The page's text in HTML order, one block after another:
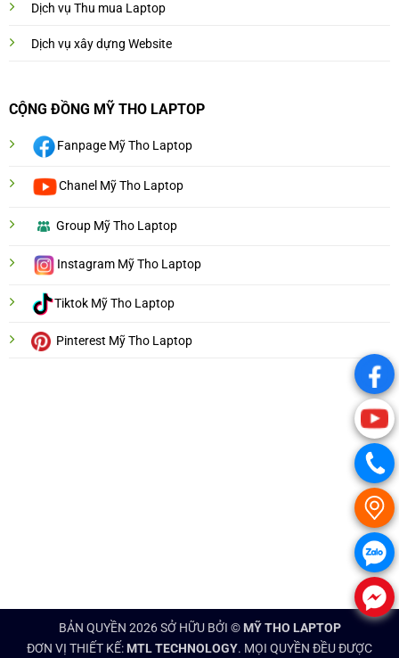
Dịch vụ Thu mua Laptop
Dịch vụ xây dựng Website
CỘNG ĐỒNG MỸ THO LAPTOP
Fanpage Mỹ Tho Laptop
Chanel Mỹ Tho Laptop
Group Mỹ Tho Laptop
Instagram Mỹ Tho Laptop
Tiktok Mỹ Tho Laptop
Pinterest Mỹ Tho Laptop
BẢN QUYỀN 2026 SỞ HỮU BỞI © MỸ THO LAPTOP
ĐƠN VỊ THIẾT KẾ: MTL TECHNOLOGY. MỌI QUYỀN ĐỀU ĐƯỢC
.
.
.
.
.
.